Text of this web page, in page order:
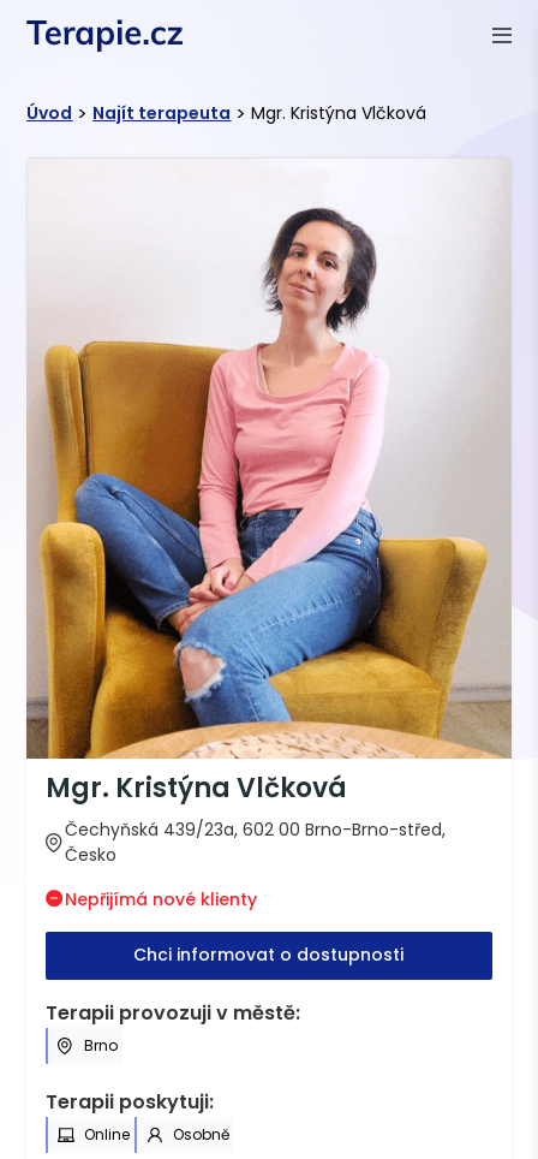
Úvod > Najít terapeuta > Mgr. Kristýna Vlčková
Mgr. Kristýna Vlčková
Čechyňská 439/23a, 602 00 Brno-Brno-střed,
Česko
Nepřijímá nové klienty
Chci informovat o dostupnosti
Terapii provozuji v městě:
Brno
Terapii poskytuji:
Online Osobně